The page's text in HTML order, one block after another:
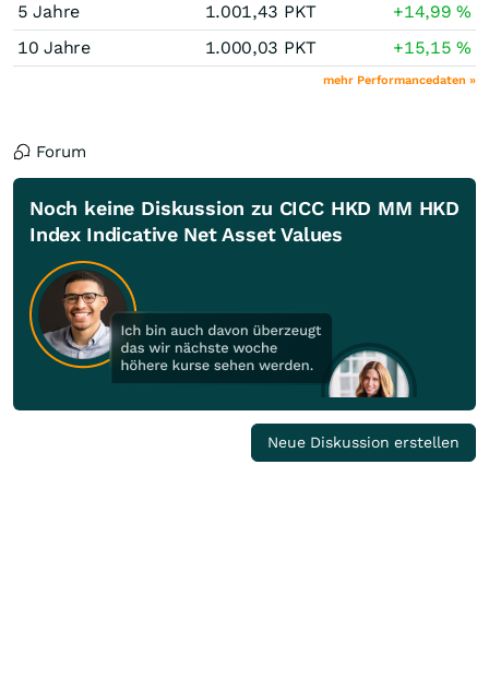
5 Jahre
1.001,43 PKT +14,99%
10 Jahre
1.000,03 PKT +15,15%
mehr Performancedaten »
Forum
Noch keine Diskussion zu CICC HKD MM HKD
Index Indicative Net Asset Values
Neue Diskussion erstellen